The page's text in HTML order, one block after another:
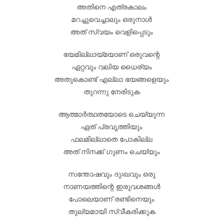
അതിനെ എത്രകാലം
മറച്ചുവെച്ചാലും ഒരുനാൾ
അത് സ്വയം വെളിപ്പെടും
ഭയമില്ലായ്മയാണ് ഒരുവന്റെ
ഏറ്റവും വലിയ ധൈര്യം
അതുകൊണ്ട് എല്ലാ ഭയങ്ങളെയും
തുറന്നു നേരിടുക
ആത്മാർത്ഥതയോടെ ചെയ്യുന്ന
ഏത് പ്രവൃത്തിയും
ഫലമില്ലാതെ പോകില്ല
അത് നിനക്ക് ഗുണം ചെയ്യും
സന്തോഷവും ദുഃഖവും ഒരു
നാണയത്തിന്റെ ഇരുവശങ്ങൾ
പോലെയാണ് രണ്ടിനെയും
തുല്യമായി സ്വീകരിക്കുക